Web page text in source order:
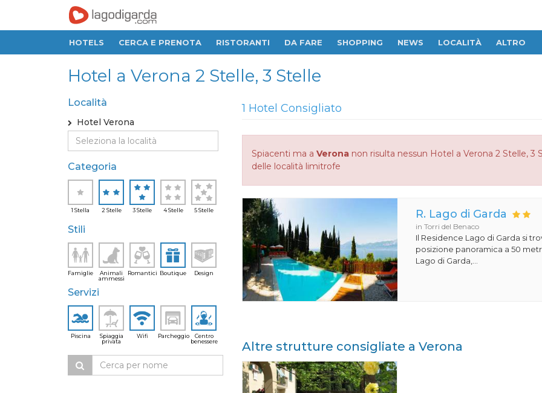
HOTELS CERCA E PRENOTA RISTORANTI DA FARE SHOPPING NEWS LOCALITÀ ALTRO
Hotel a Verona 2 Stelle, 3 Stelle
Località
Hotel Verona
Categoria
1 Stella 2 Stelle 3 Stelle 4 Stelle 5 Stelle
Stili
Famiglie
Animali
ammessi
Romantici Boutique Design
Servizi
Piscina
Spiaggia
privata
Wifi Parcheggio
Centro
benessere
1 Hotel Consigliato
Spiacenti ma a Veronanon risulta nessun Hotel a Verona 2 Stelle,
delle località limitrofe
R. Lago di Garda
in Torri del Benaco
Il Residence Lago di Garda si
posizione panoramica a 50
Lago di Garda,...
Altre strutture consigliate a Verona